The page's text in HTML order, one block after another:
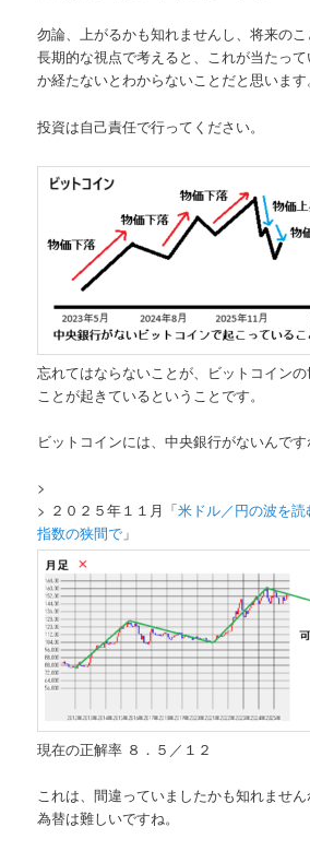
勿論、上がるかも知れませんし、将来のこ
長期的な視点で考えると、これが当たっ
か経たないとわからないことだと思います。
投資は自己責任で行ってください。
忘れてはならないことが、ビットコイン
ことが起きているということです。
ビットコインには、中央銀行がないんです
>
> ２０２５年１１月「米ドル／円の波を
指数の狭間で 」
現在の正解率 ８．５／１２
これは、間違っていましたかも知れません
為替は難しいですね。